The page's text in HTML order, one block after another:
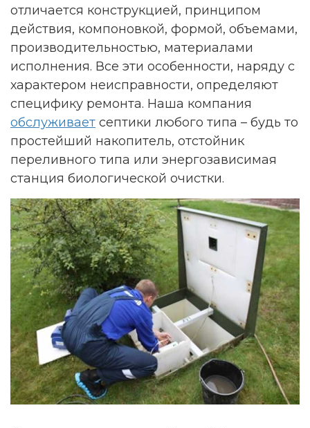
отличается конструкцией, принципом
действия, компоновкой, формой, объемами,
производительностью, материалами
исполнения. Все эти особенности, наряду с
характером неисправности, определяют
специфику ремонта. Наша компания
обслуживает септики любого типа – будь то
простейший накопитель, отстойник
переливного типа или энергозависимая
станция биологической очистки.